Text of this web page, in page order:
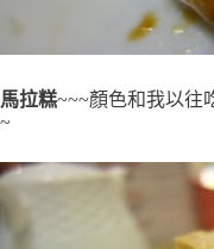
馬拉糕~~~顏色和我以往
~